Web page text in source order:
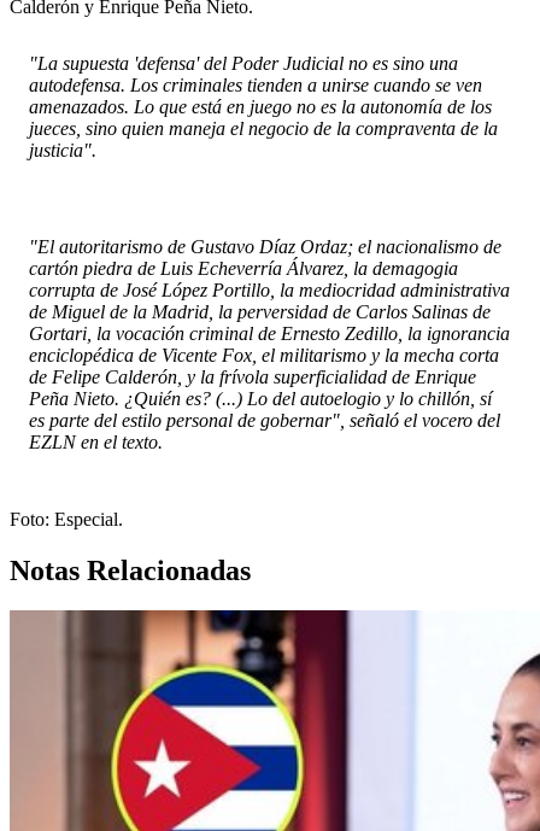
Calderón y Enrique Peña Nieto.
"La supuesta 'defensa' del Poder Judicial no es sino una
autodefensa. Los criminales tienden a unirse cuando se ven
amenazados. Lo que está en juego no es la autonomía de los
jueces, sino quien maneja el negocio de la compraventa de la
justicia".
"El autoritarismo de Gustavo Díaz Ordaz; el nacionalismo de
cartón piedra de Luis Echeverría Álvarez, la demagogia
corrupta de José López Portillo, la mediocridad administrativa
de Miguel de la Madrid, la perversidad de Carlos Salinas de
Gortari, la vocación criminal de Ernesto Zedillo, la ignorancia
enciclopédica de Vicente Fox, el militarismo y la mecha corta
de Felipe Calderón, y la frívola superficialidad de Enrique
Peña Nieto. ¿Quién es? (...) Lo del autoelogio y lo chillón, sí
es parte del estilo personal de gobernar", señaló el vocero del
EZLN en el texto.
Foto: Especial.
Notas Relacionadas